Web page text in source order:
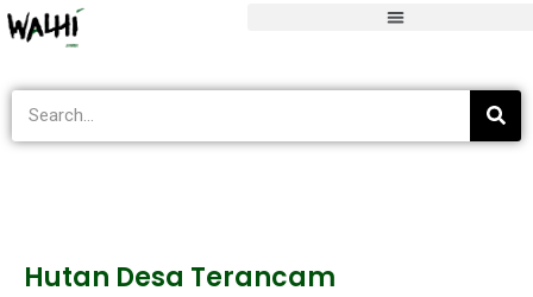
Blog
> Tak Berkategori > Hutan Desa Terancam
Hutan Desa Terancam